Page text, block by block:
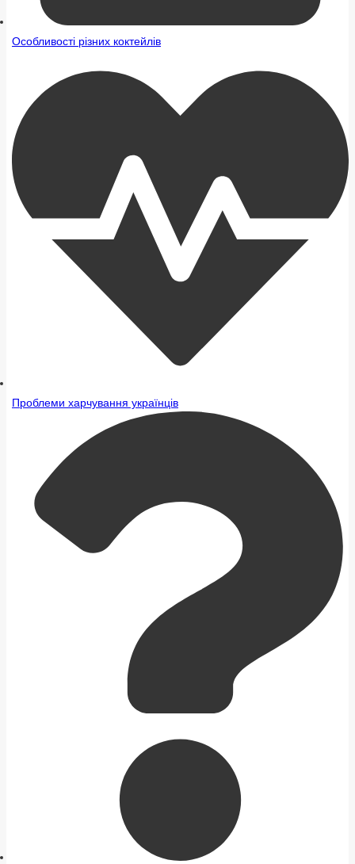
Особливості різних коктейлів
Проблеми харчування українців